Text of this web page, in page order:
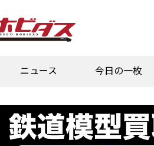
ニュース 今日の一枚